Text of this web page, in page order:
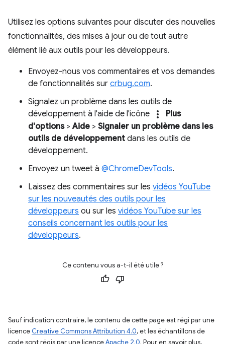
Utilisez les options suivantes pour discuter des nouvelles
fonctionnalités, des mises à jour ou de tout autre
élément lié aux outils pour les développeurs.
Envoyez-nous vos commentaires et vos demandes
de fonctionnalités sur crbug.com.
Signalez un problème dans les outils de
développement à l'aide de l'icône
more_vert
Plus
d'options>Aide > Signaler un problème dans les
outils de développement dans les outils de
développement.
Envoyez un tweet à @ChromeDevTools.
Laissez des commentaires sur les vidéos YouTube
sur les nouveautés des outils pour les
développeurs ou sur les vidéos YouTube sur les
conseils concernant les outils pour les
développeurs.
Ce contenu vous a-t-il été utile ?
Sauf indication contraire, le contenu de cette page est régi par une
licence Creative Commons Attribution 4.0, et les échantillons de
code sont régis par une licenceApache 2.0. Pour en savoir plus,